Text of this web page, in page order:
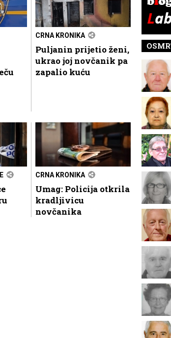
CRNA KRONIKA
Puljanin prijetio ženi,
ukrao joj novčanik pa
zapalio kuću
CRNA KRONIKA
Umag: Policija otkrila
kradljivicu
novčanika